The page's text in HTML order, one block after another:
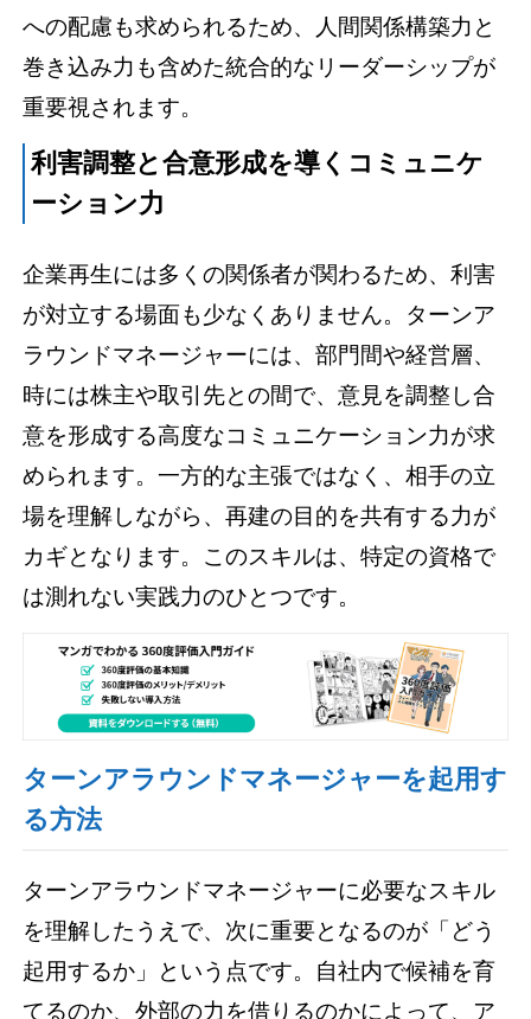
への配慮も求められるため、人間関係構築力と
巻き込み力も含めた統合的なリーダーシップが
重要視されます。
利害調整と合意形成を導くコミュニケ
ーション力
企業再生には多くの関係者が関わるため、利害
が対立する場面も少なくありません。ターンア
ラウンドマネージャーには、部門間や経営層、
時には株主や取引先との間で、意見を調整し合
意を形成する高度なコミュニケーション力が求
められます。一方的な主張ではなく、相手の立
場を理解しながら、再建の目的を共有する力が
カギとなります。このスキルは、特定の資格で
は測れない実践力のひとつです。
ターンアラウンドマネージャーを起用す
る方法
ターンアラウンドマネージャーに必要なスキル
を理解したうえで、次に重要となるのが「どう
起用するか」という点です。自社内で候補を育
てるのか、外部の力を借りるのかによって、ア